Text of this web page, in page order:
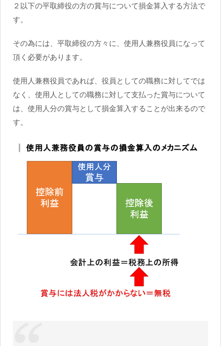
２以下の平取締役の方の賞与について損金算入する方法で
す。
その為には、平取締役の方々に、使用人兼務役員になって
頂く必要があります。
使用人兼務役員であれば、役員としての職務に対してでは
なく、使用人としての職務に対して支払った賞与について
は、使用人分の賞与として損金算入することが出来るので
す。